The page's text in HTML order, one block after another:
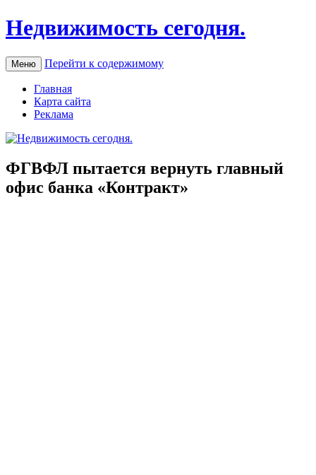
Недвижимость сегодня.
Меню Перейти к содержимому
Главная
Карта сайта
Реклама
ФГВФЛ пытается вернуть главный
офис банка «Контракт»